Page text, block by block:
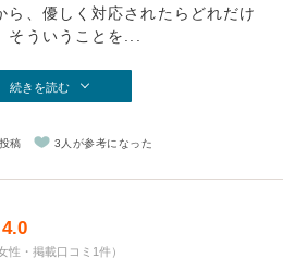
ら、優しく対応されたらどれだけ
ういうことを...
続きを読む
稿 3人が参考になった
4.0
性・掲載口コミ1件）